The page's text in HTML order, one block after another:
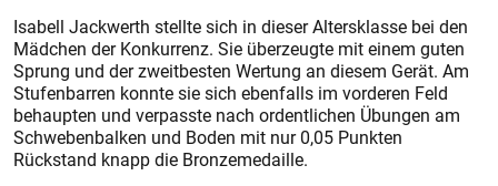
Isabell Jackwerth stellte sich in dieser Altersklasse bei den
Mädchen der Konkurrenz. Sie überzeugte mit einem guten
Sprung und der zweitbesten Wertung an diesem Gerät. Am
Stufenbarren konnte sie sich ebenfalls im vorderen Feld
behaupten und verpasste nach ordentlichen Übungen am
Schwebenbalken und Boden mit nur 0,05 Punkten
Rückstand knapp die Bronzemedaille.